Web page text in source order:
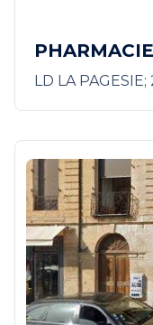
LD LA